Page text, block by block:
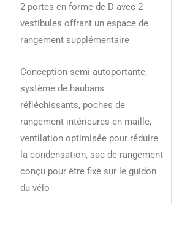
2 portes en forme de D avec 2
vestibules offrant un espace de
rangement supplémentaire
Conception semi-autoportante,
système de haubans
réfléchissants, poches de
rangement intérieures en maille,
ventilation optimisée pour réduire
la condensation, sac de rangement
conçu pour être fixé sur le guidon
du vélo